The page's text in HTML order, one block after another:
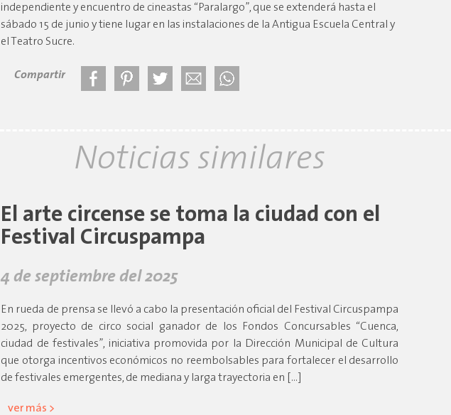
independiente y encuentro de cineastas “Paralargo”, que se extenderá hasta el
sábado 15 de junio y tiene lugar en las instalaciones de la Antigua Escuela Central y
el Teatro Sucre.
Compartir
Noticias similares
El arte circense se toma la ciudad con el
Festival Circuspampa
4 de septiembre del 2025
En rueda de prensa se llevó a cabo la presentación oficial del Festival Circuspampa
2025, proyecto de circo social ganador de los Fondos Concursables “Cuenca,
ciudad de festivales”, iniciativa promovida por la Dirección Municipal de Cultura
que otorga incentivos económicos no reembolsables para fortalecer el desarrollo
de festivales emergentes, de mediana y larga trayectoria en […]
ver más >